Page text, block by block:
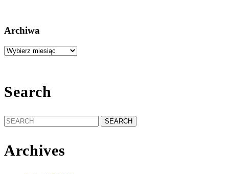
Archiwa
Archiwa
Search
Search
for:
Archives